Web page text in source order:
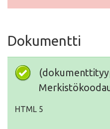
Dokumentti
HTML 5